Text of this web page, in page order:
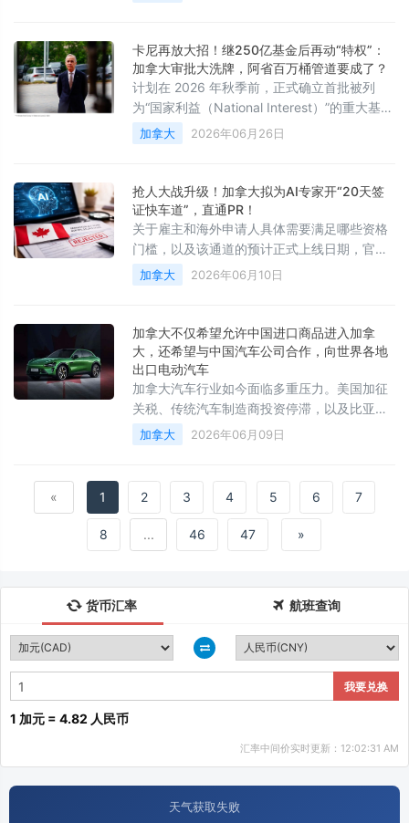
卡尼再放大招！继250亿基金后再动“特权”：
加拿大审批大洗牌，阿省百万桶管道要成了？
计划在 2026 年秋季前，正式确立首批被列
为“国家利益（National Interest）”的重大基础
设施项目，并首次动用此前未曾使用过的“预先
审批权”来精简流程、砍掉红带。
加拿大 2026年06月26日
抢人大战升级！加拿大拟为AI专家开“20天签
证快车道”，直通PR！
关于雇主和海外申请人具体需要满足哪些资格
门槛，以及该通道的预计正式上线日期，官方
目前守口如瓶，尚未透露任何细节
加拿大 2026年06月10日
加拿大不仅希望允许中国进口商品进入加拿
大，还希望与中国汽车公司合作，向世界各地
出口电动汽车
加拿大汽车行业如今面临多重压力。美国加征
关税、传统汽车制造商投资停滞，以及比亚迪
等东方汽车制造商主导的全球电动汽车市场
加拿大 2026年06月09日
« 1 2 3 4 5 6 7
8 ... 46 47 »
货币汇率 航班查询
我要兑换
1 加元 = 4.82 人民币
汇率中间价实时更新：12:02:31 AM
天气获取失败